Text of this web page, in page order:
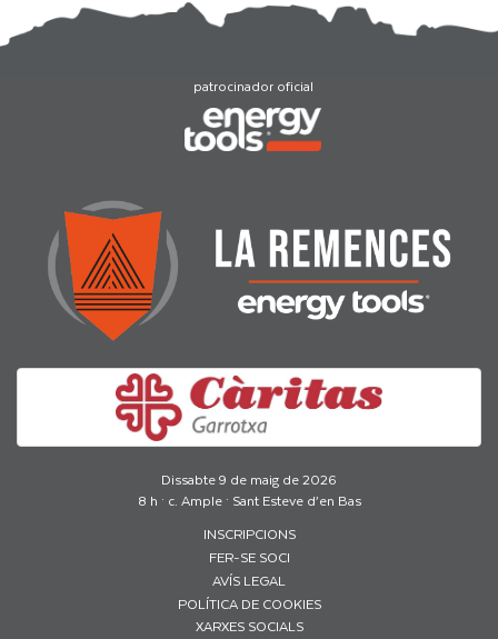
patrocinador oficial
Dissabte 9 de maig de 2026
8 h · c. Ample · Sant Esteve d’en Bas
INSCRIPCIONS
FER-SE SOCI
AVÍS LEGAL
POLÍTICA DE COOKIES
XARXES SOCIALS